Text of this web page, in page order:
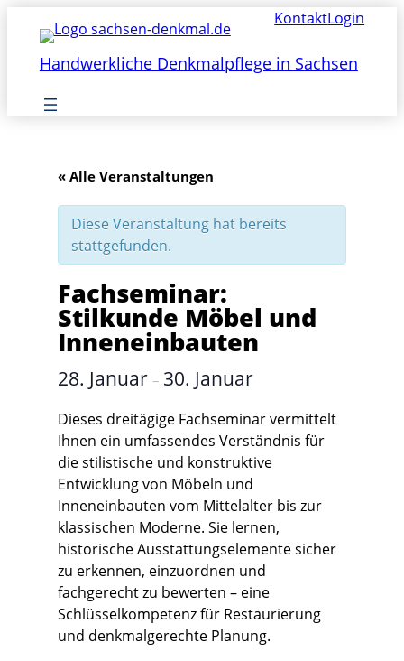
KontaktLogin
Handwerkliche Denkmalpflege in Sachsen
« Alle Veranstaltungen
Diese Veranstaltung hat bereits
stattgefunden.
Fachseminar:
Stilkunde Möbel und
Inneneinbauten
28. Januar – 30. Januar
Dieses dreitägige Fachseminar vermittelt
Ihnen ein umfassendes Verständnis für
die stilistische und konstruktive
Entwicklung von Möbeln und
Inneneinbauten vom Mittelalter bis zur
klassischen Moderne. Sie lernen,
historische Ausstattungselemente sicher
zu erkennen, einzuordnen und
fachgerecht zu bewerten – eine
Schlüsselkompetenz für Restaurierung
und denkmalgerechte Planung.